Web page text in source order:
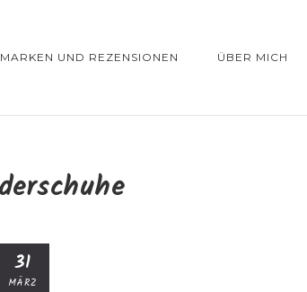
MARKEN UND REZENSIONEN ÜBER MICH
31
MÄRZ